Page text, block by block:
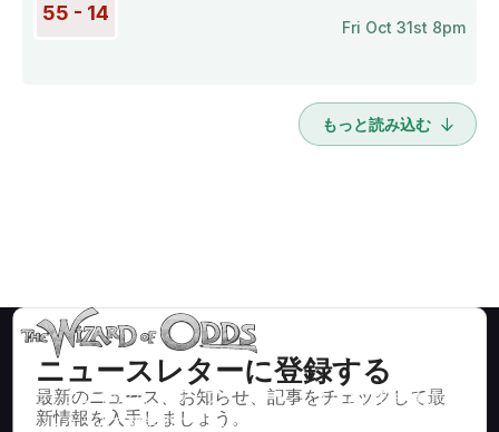
55 - 14
Fri Oct 31st 8pm
もっと読み込む
ニュースレターに登録する
最新のニュース、お知らせ、記事をチェックして最
新情報を入手しましょう。
ブラックジャック、クラップス、ルーレットなど、数百種類の
カジノゲームで数学的に正しい戦略と情報。